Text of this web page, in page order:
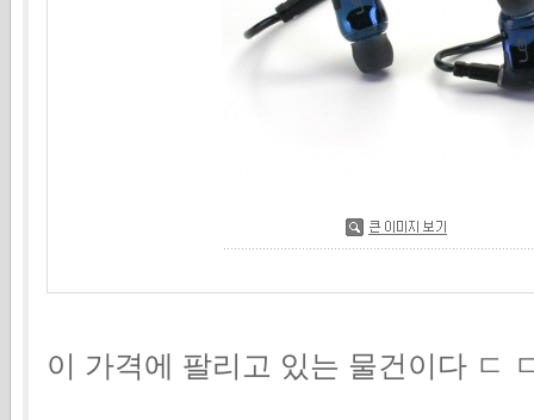
이 가격에 팔리고 있는 물건이다 ㄷ